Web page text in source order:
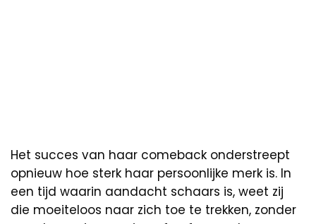
Het succes van haar comeback onderstreept
opnieuw hoe sterk haar persoonlijke merk is. In
een tijd waarin aandacht schaars is, weet zij
die moeiteloos naar zich toe te trekken, zonder